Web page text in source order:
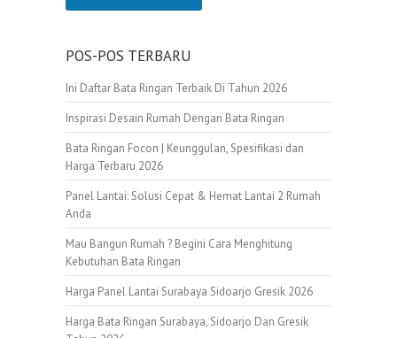
POS-POS TERBARU
Ini Daftar Bata Ringan Terbaik Di Tahun 2026
Inspirasi Desain Rumah Dengan Bata Ringan
Bata Ringan Focon | Keunggulan, Spesifikasi dan
Harga Terbaru 2026
Panel Lantai: Solusi Cepat & Hemat Lantai 2 Rumah
Anda
Mau Bangun Rumah ? Begini Cara Menghitung
Kebutuhan Bata Ringan
Harga Panel Lantai Surabaya Sidoarjo Gresik 2026
Harga Bata Ringan Surabaya, Sidoarjo Dan Gresik